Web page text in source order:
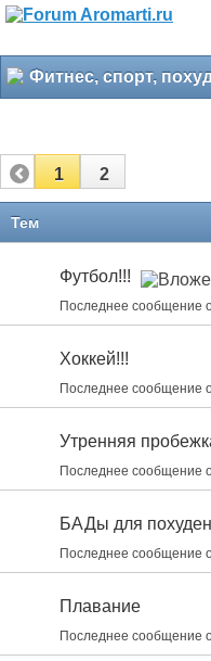
Фитнес, спорт,
1 2
Тем
Футбол!!!
Последнее сообщение
Хоккей!!!
Последнее сообщение
Утренняя
Последнее сообщение
БАДы для
Последнее сообщение
Плавание
Последнее сообщение